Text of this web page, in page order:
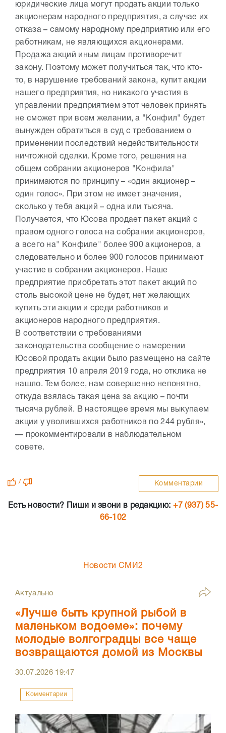
юридические лица могут продать акции только
акционерам народного предприятия, а случае их
отказа – самому народному предприятию или его
работникам, не являющихся акционерами.
Продажа акций иным лицам противоречит
закону. Поэтому может получиться так, что кто-
то, в нарушение требований закона, купит акции
нашего предприятия, но никакого участия в
управлении предприятием этот человек принять
не сможет при всем желании, а "Конфил" будет
вынужден обратиться в суд с требованием о
применении последствий недействительности
ничтожной сделки. Кроме того, решения на
общем собрании акционеров "Конфила"
принимаются по принципу – «один акционер –
один голос». При этом не имеет значения,
сколько у тебя акций – одна или тысяча.
Получается, что Юсова продает пакет акций с
правом одного голоса на собрании акционеров,
а всего на" Конфиле" более 900 акционеров, а
следовательно и более 900 голосов принимают
участие в собрании акционеров. Наше
предприятие приобретать этот пакет акций по
столь высокой цене не будет, нет желающих
купить эти акции и среди работников и
акционеров народного предприятия.
В соответствии с требованиями
законодательства сообщение о намерении
Юсовой продать акции было размещено на сайте
предприятия 10 апреля 2019 года, но отклика не
нашло. Тем более, нам совершенно непонятно,
откуда взялась такая цена за акцию – почти
тысяча рублей. В настоящее время мы выкупаем
акции у уволившихся работников по 244 рубля»,
— прокомментировали в наблюдательном
совете.
/ Комментарии
Есть новости? Пиши и звони в редакцию: +7 (937) 55-
66-102
Новости СМИ2
Актуально
«Лучше быть крупной рыбой в
маленьком водоеме»: почему
молодые волгоградцы все чаще
возвращаются домой из Москвы
30.07.2026 19:47
Комментарии